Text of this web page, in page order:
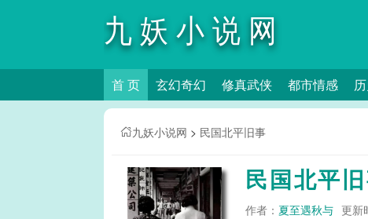
九妖小说网
首 页 玄幻奇幻 修真武侠 都市情感
九妖小说网 > 民国北平旧事
民国北平
作者： 夏至遇秋与 更新